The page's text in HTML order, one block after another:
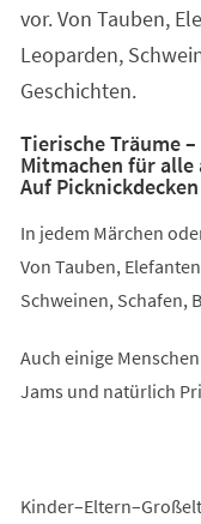
vor. Von Tauben,
Leoparden,
Geschichten.
Tierische Träume
Mitmachen für alle
Auf
In jedem Märchen
Von Tauben,
Schweinen, Schafen,
Auch einige
Jams und natürlich